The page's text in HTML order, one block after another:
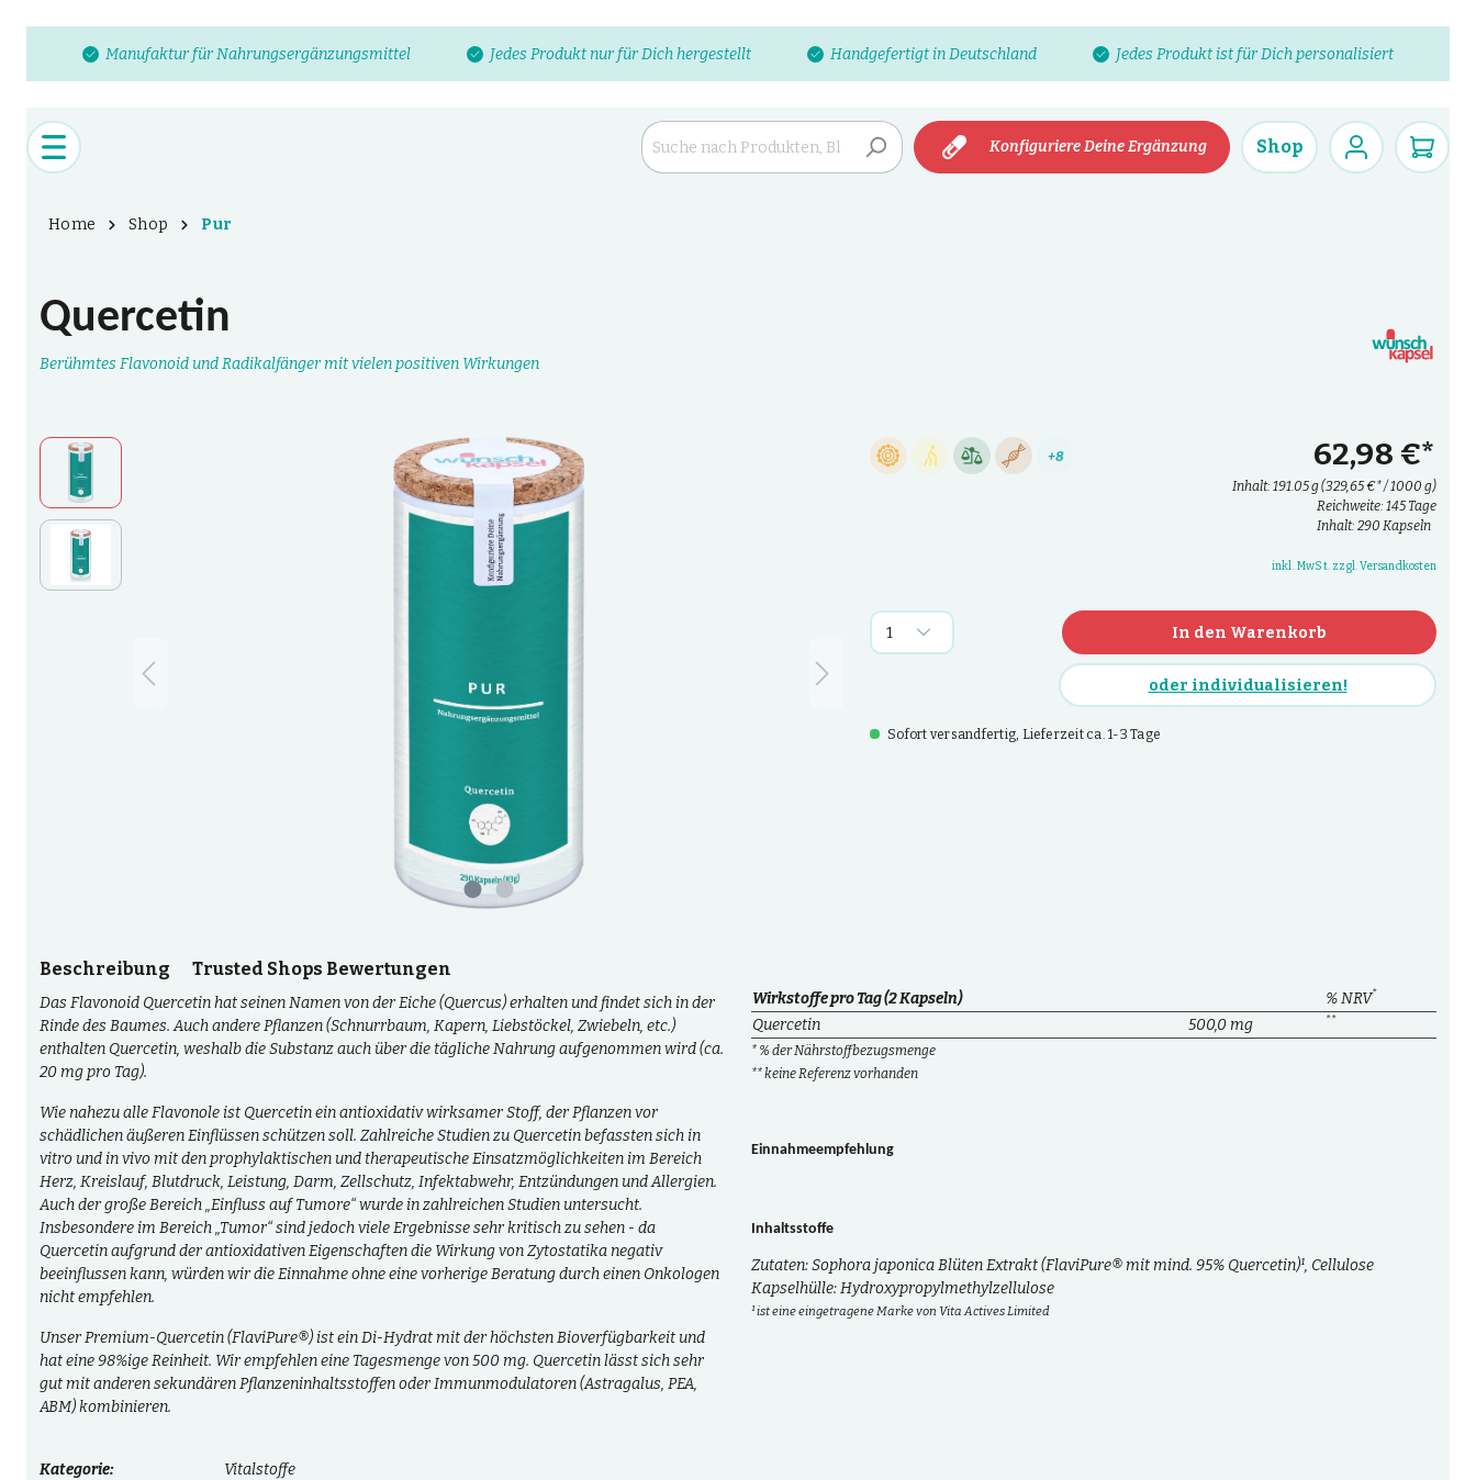
Manufaktur für Nahrungsergänzungsmittel Jedes Produkt nur für Dich hergestellt Handgefertigt in Deutschland Jedes Produkt ist für Dich personalisiert
Konfiguriere Deine Ergänzung Shop
Home Shop Pur
Quercetin
Berühmtes Flavonoid und Radikalfänger mit vielen positiven Wirkungen
+8 62,98 €*
Inhalt: 191.05 g(329,65 €* / 1000 g)
Reichweite: 145 Tage
Inhalt: 290 Kapseln
inkl. MwSt. zzgl. Versandkosten
In den Warenkorb
oder individualisieren!
Sofort versandfertig, Lieferzeit ca. 1-3 Tage
Beschreibung Trusted Shops Bewertungen
Das Flavonoid Quercetin hat seinen Namen von der Eiche (Quercus) erhalten und findet sich in der
Rinde des Baumes. Auch andere Pflanzen (Schnurrbaum, Kapern, Liebstöckel, Zwiebeln, etc.)
enthalten Quercetin, weshalb die Substanz auch über die tägliche Nahrung aufgenommen wird (ca.
20 mg pro Tag).
Wie nahezu alle Flavonole ist Quercetin ein antioxidativ wirksamer Stoff, der Pflanzen vor
schädlichen äußeren Einflüssen schützen soll. Zahlreiche Studien zu Quercetin befassten sich in
vitro und in vivo mit den prophylaktischen und therapeutische Einsatzmöglichkeiten im Bereich
Herz, Kreislauf, Blutdruck, Leistung, Darm, Zellschutz, Infektabwehr, Entzündungen und Allergien.
Auch der große Bereich „Einfluss auf Tumore“ wurde in zahlreichen Studien untersucht.
Insbesondere im Bereich „Tumor“ sind jedoch viele Ergebnisse sehr kritisch zu sehen - da
Quercetin aufgrund der antioxidativen Eigenschaften die Wirkung von Zytostatika negativ
beeinflussen kann, würden wir die Einnahme ohne eine vorherige Beratung durch einen Onkologen
nicht empfehlen.
Unser Premium-Quercetin (FlaviPure®) ist ein Di-Hydrat mit der höchsten Bioverfügbarkeit und
hat eine 98%ige Reinheit. Wir empfehlen eine Tagesmenge von 500 mg. Quercetin lässt sich sehr
gut mit anderen sekundären Pflanzeninhaltsstoffen oder Immunmodulatoren (Astragalus, PEA,
ABM) kombinieren.
Kategorie: Vitalstoffe
Wirkstoffe pro Tag (2 Kapseln) % NRV*
Quercetin 500,0 mg **
* % der Nährstoffbezugsmenge
** keine Referenz vorhanden
Einnahmeempfehlung
Inhaltsstoffe
Zutaten: Sophora japonica Blüten Extrakt (FlaviPure® mit mind. 95% Quercetin)¹, Cellulose
Kapselhülle: Hydroxypropylmethylzellulose
¹ ist eine eingetragene Marke von Vita Actives Limited